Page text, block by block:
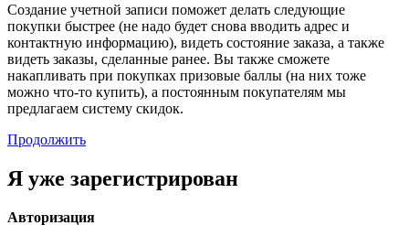
Создание учетной записи поможет делать следующие
покупки быстрее (не надо будет снова вводить адрес и
контактную информацию), видеть состояние заказа, а также
видеть заказы, сделанные ранее. Вы также сможете
накапливать при покупках призовые баллы (на них тоже
можно что-то купить), а постоянным покупателям мы
предлагаем систему скидок.
Продолжить
Я уже зарегистрирован
Авторизация